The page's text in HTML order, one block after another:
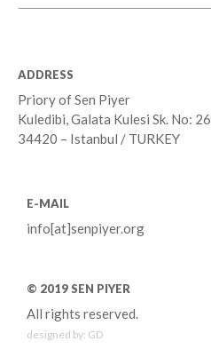
ADDRESS
Priory of Sen Piyer
Kuledibi, Galata Kulesi Sk. No: 26
34420 – Istanbul / TURKEY
E-MAIL
info[at]senpiyer.org
© 2019 SEN PIYER
All rights reserved.
designed by: GD